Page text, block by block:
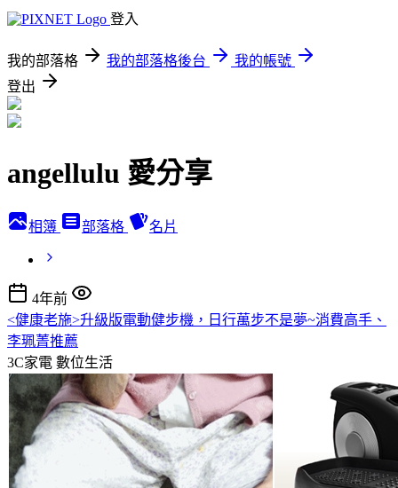
登入
我的部落格 我的部落格後台
我的帳號
登出
angellulu 愛分享
相簿 部落格 名片
4年前
<健康老施>升級版電動健步機，日行萬步不是夢~消費高手、
李珮菁推薦
3C家電 數位生活